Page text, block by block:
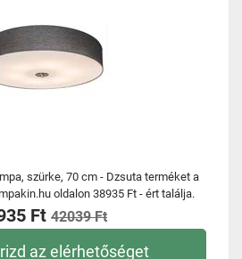
szürke, 70 cm - Dzsuta terméket a
oldalon 38935 Ft - ért találja.
Ft 42039 Ft
az elérhetőséget